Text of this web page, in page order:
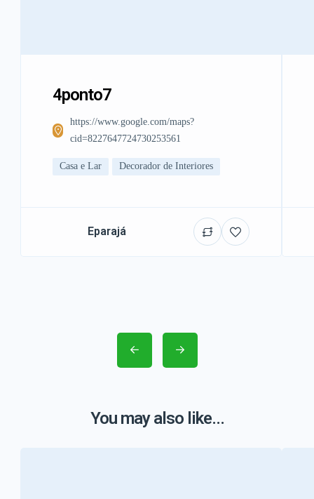
4ponto7
https://www.google.com/maps?
cid=8227647724730253561
Casa e Lar Decorador de Interiores
Eparajá
You may also like...